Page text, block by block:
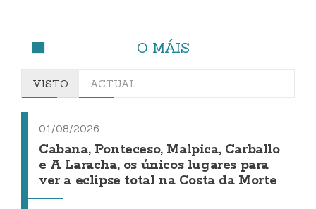
O MÁIS
VISTO ACTUAL
01/08/2026
Cabana, Ponteceso, Malpica, Carballo
e A Laracha, os únicos lugares para
ver a eclipse total na Costa da Morte